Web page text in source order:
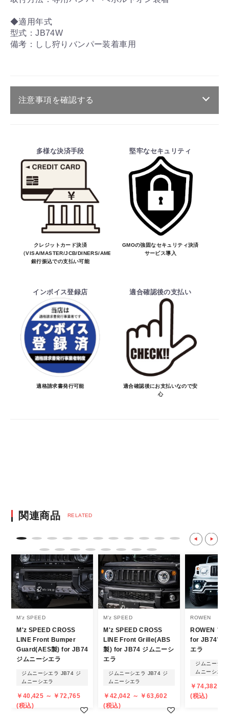
◆適用年式
型式：JB74W
備考：しし狩りバンパー装着車用
注意事項を確認する
・ご注文受付後、メーカーに適合確認を行
い、商品の価格・送料及び納期の正式なご連
絡をしてからの決済となっております。
そのため、ご注文後に適合確認を行い、適
合しない場合はキャンセル可能です。
※商品はメーカー品のため予告無く価格が
変わる場合があります。
※商品は予告無く生産及び販売不可となる
場合があります。
でお受けしておりません。
納期を知りたい場合は、一旦ご注文のお手
続きをお願い致します。
決済について
・ご注文後にメーカー確認を行い、商品が愛
車に合うことを確認してから決済となりま
決済後の正式注文後のキャンセルや変更につい
て
・決済後の正式注文後のキャンセルや変更は
不可となりますので、商品やカラー等、お間
違い無いようお願い致します。
※商品写真は実際の商品とカラーやイメー
ジが若干異なる場合もございます。
商品名や説明等でご確認ください。
発送について
・エアロパーツ・マフラー等の大型商品は、
個人宅への直送・営業所止めができないこと
があることはご了承ください。
また、小さな商品でも、メーカーによって
は個人宅直送・営業所止めが不可の場合がご
多様な決済手段
クレジットカード決済
（VISA/MASTER/JCB/DINERS/AMEX）、
銀行振込での支払い可能
堅牢なセキュリティ
GMOの強固なセキュリティ決済
サービス導入
インボイス登録店
適格請求書発行可能
適合確認後の支払い
適合確認後にお支払いなので安
心
関連商品 RELATED
M'z SPEED
M'z SPEED CROSS
LINE Front Bumper
Guard(AES製) for JB74
ジムニーシエラ
ジムニーシエラ JB74 ジ
ムニーシエラ
￥40,425 ～ ￥72,765
(税込)
M'z SPEED
M'z SPEED CROSS
LINE Front Grille(ABS
製) for JB74 ジムニーシ
エラ
ジムニーシエラ JB74 ジ
ムニーシエラ
￥42,042 ～ ￥63,602
(税込)
ROWEN
ROWEN フ
for JB74W
エラ
ジムニーシ
ムニーシエラ
￥74,382 ～
(税込)